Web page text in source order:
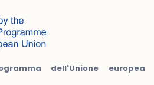
dell'Unione europea